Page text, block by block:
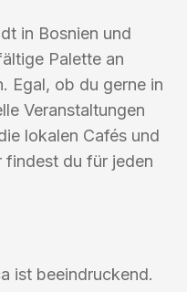
in Bosnien und
Palette an
Egal, ob du gerne in
Veranstaltungen
lokalen Cafés und
findest du für jeden
ist beeindruckend.